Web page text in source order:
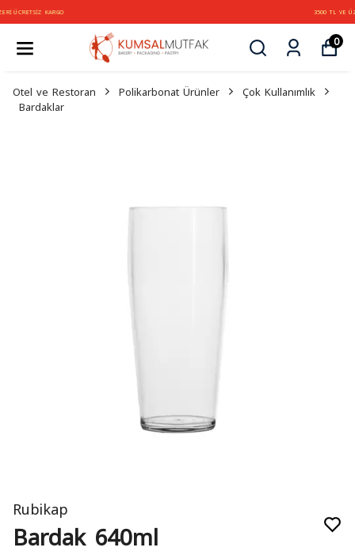
0
Otel ve Restoran Polikarbonat Ürünler
Çok Kullanımlık
Bardaklar
Rubikap
Bardak 640ml